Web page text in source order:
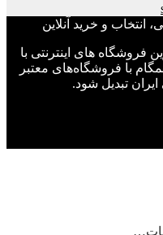
انتخاب و خرید آنلاین
فروشگاه های اینترنتی با
با فروشگاه‌های معتبر
تبدیل شود.